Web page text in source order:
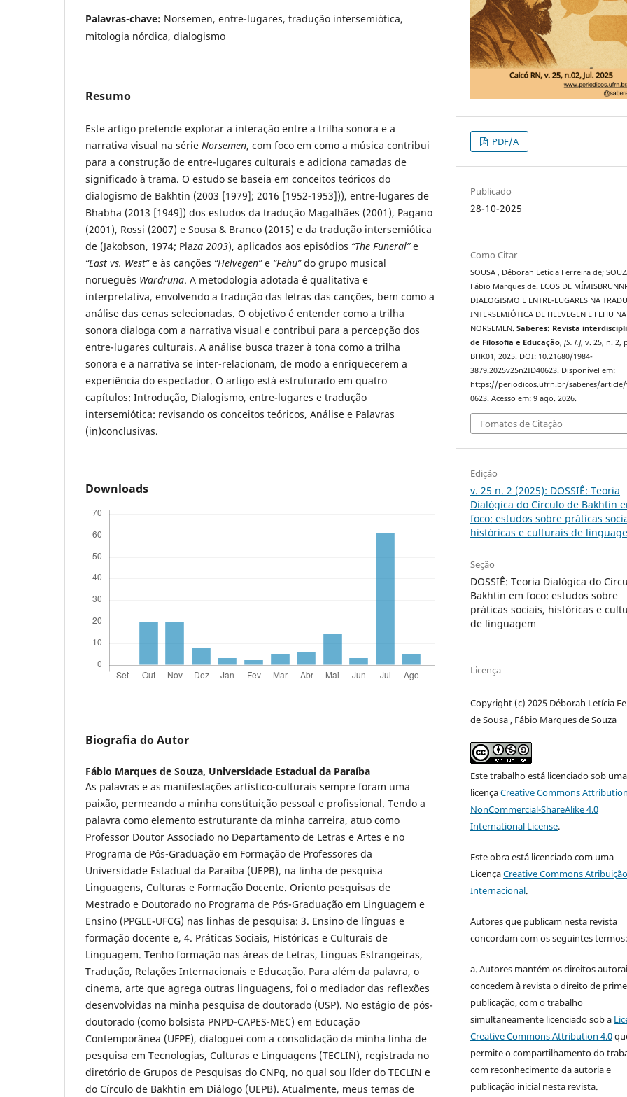
Palavras-chave: Norsemen, entre-lugares, tradução intersemiótica,
mitologia nórdica, dialogismo
Resumo
Este artigo pretende explorar a interação entre a trilha sonora e a
narrativa visual na série Norsemen, com foco em como a música contribui
para a construção de entre-lugares culturais e adiciona camadas de
significado à trama. O estudo se baseia em conceitos teóricos do
dialogismo de Bakhtin (2003 [1979]; 2016 [1952-1953])), entre-lugares de
Bhabha (2013 [1949]) dos estudos da tradução Magalhães (2001), Pagano
(2001), Rossi (2007) e Sousa & Branco (2015) e da tradução intersemiótica
de (Jakobson, 1974; Plaza 2003), aplicados aos episódios “The Funeral”e
“East vs. West”e às canções “Helvegen”e “Fehu”do grupo musical
norueguês Wardruna. A metodologia adotada é qualitativa e
interpretativa, envolvendo a tradução das letras das canções, bem como a
análise das cenas selecionadas. O objetivo é entender como a trilha
sonora dialoga com a narrativa visual e contribui para a percepção dos
entre-lugares culturais. A análise busca trazer à tona como a trilha
sonora e a narrativa se inter-relacionam, de modo a enriquecerem a
experiência do espectador. O artigo está estruturado em quatro
capítulos: Introdução, Dialogismo, entre-lugares e tradução
intersemiótica: revisando os conceitos teóricos, Análise e Palavras
(in)conclusivas.
Downloads
Biografia do Autor
Fábio Marques de Souza, Universidade Estadual da Paraíba
As palavras e as manifestações artístico-culturais sempre foram uma
paixão, permeando a minha constituição pessoal e profissional. Tendo a
palavra como elemento estruturante da minha carreira, atuo como
Professor Doutor Associado no Departamento de Letras e Artes e no
Programa de Pós-Graduação em Formação de Professores da
Universidade Estadual da Paraíba (UEPB), na linha de pesquisa
Linguagens, Culturas e Formação Docente. Oriento pesquisas de
Mestrado e Doutorado no Programa de Pós-Graduação em Linguagem e
Ensino (PPGLE-UFCG) nas linhas de pesquisa: 3. Ensino de línguas e
formação docente e, 4. Práticas Sociais, Históricas e Culturais de
Linguagem. Tenho formação nas áreas de Letras, Línguas Estrangeiras,
Tradução, Relações Internacionais e Educação. Para além da palavra, o
cinema, arte que agrega outras linguagens, foi o mediador das reflexões
desenvolvidas na minha pesquisa de doutorado (USP). No estágio de pós-
doutorado (como bolsista PNPD-CAPES-MEC) em Educação
Contemporânea (UFPE), dialoguei com a consolidação da minha linha de
pesquisa em Tecnologias, Culturas e Linguagens (TECLIN), registrada no
diretório de Grupos de Pesquisas do CNPq, no qual sou líder do TECLIN e
do Círculo de Bakhtin em Diálogo (UEPB). Atualmente, meus temas de
PDF/A
Publicado
28-10-2025
Como Citar
SOUSA , Déborah Letícia Ferreira de;
Fábio Marques de. ECOS DE
DIALOGISMO E ENTRE-LUGARES NA
INTERSEMIÓTICA DE HELVEGEN E FEHU NA
NORSEMEN.Saberes: Revista
de Filosofia e Educação,[S. l.], v. 25, n. 2,
BHK01, 2025. DOI: 10.21680/1984-
3879.2025v25n2ID40623. Disponível em:
https://periodicos.ufrn.br/saberes/
0623. Acesso em: 9 ago. 2026.
Fomatos de Citação
Edição
v. 25 n. 2 (2025): DOSSIÊ: Teoria
Dialógica do Círculo de Bakhtin
foco: estudos sobre práticas
históricas e culturais de
Seção
DOSSIÊ: Teoria Dialógica do
Bakhtin em foco: estudos sobre
práticas sociais, históricas e
de linguagem
Licença
Copyright (c) 2025 Déborah Letícia
de Sousa , Fábio Marques de Souza
Este trabalho está licenciado sob uma
licençaCreative Commons
NonCommercial-ShareAlike 4.0
International License.
Este obra está licenciado com uma
LicençaCreative Commons
Internacional.
Autores que publicam nesta revista
concordam com os seguintes termos:
a. Autores mantém os direitos
concedem à revista o direito de
publicação, com o trabalho
simultaneamente licenciado sob a
Creative Commons Attribution 4.0
permite o compartilhamento do
com reconhecimento da autoria e
publicação inicial nesta revista.